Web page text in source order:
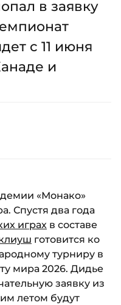
в заявку
с 11 июня
и
«Монако»
Спустя два года
играх в составе
готовится ко
турниру в
мира 2026. Дидье
заявку из
летом будут